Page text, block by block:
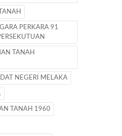
PERKARA 91
TANAH
NEGERI MELAKA
TANAH 1960